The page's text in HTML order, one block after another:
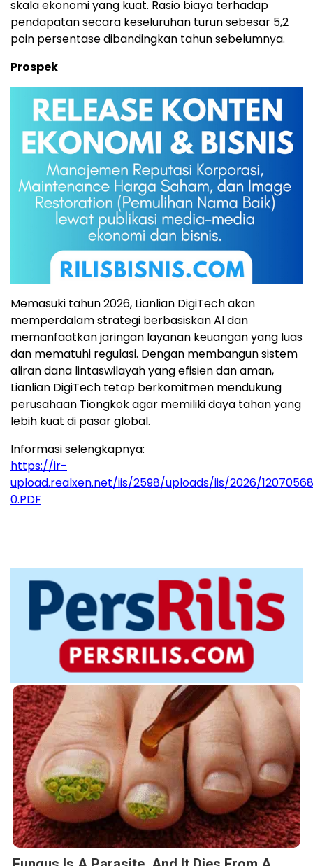
skala ekonomi yang kuat. Rasio biaya terhadap
pendapatan secara keseluruhan turun sebesar 5,2
poin persentase dibandingkan tahun sebelumnya.
Prospek
Memasuki tahun 2026, Lianlian DigiTech akan
memperdalam strategi berbasiskan AI dan
memanfaatkan jaringan layanan keuangan yang luas
dan mematuhi regulasi. Dengan membangun sistem
aliran dana lintaswilayah yang efisien dan aman,
Lianlian DigiTech tetap berkomitmen mendukung
perusahaan Tiongkok agar memiliki daya tahan yang
lebih kuat di pasar global.
Informasi selengkapnya:
https://ir-
upload.realxen.net/iis/2598/uploads/iis/2026/
0.PDF